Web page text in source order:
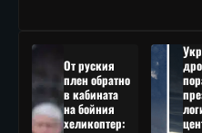
От руския
плен обратно
в кабината
на бойния
хеликоптер: